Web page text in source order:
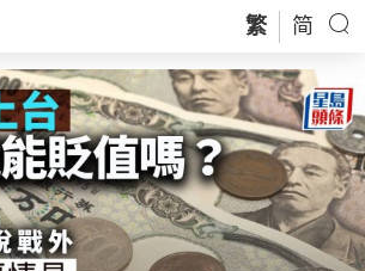
繁 简